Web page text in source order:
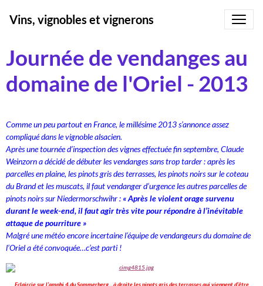
Vins, vignobles et vignerons
Journée de vendanges au
domaine de l'Oriel - 2013
Comme un peu partout en France, le millésime 2013 s’annonce assez
compliqué dans le vignoble alsacien.
Après une tournée d’inspection des vignes effectuée fin septembre, Claude
Weinzorn a décidé de débuter les vendanges sans trop tarder : après les
parcelles en plaine, les pinots gris des terrasses, les pinots noirs sur le coteau
du Brand et les muscats, il faut vendanger d’urgence les autres parcelles de
pinots noirs sur Niedermorschwihr : « Après le violent orage survenu
durant le week-end, il faut agir très vite pour répondre à l’inévitable
attaque de pourriture »
Malgré une météo encore incertaine l’équipe de vendangeurs du domaine de
l’Oriel a été convoquée…c’est parti !
Eclaircie sur l’amphi 4 du Sommerberg…à droite les pinots gris des terrasses qui viennent d’être